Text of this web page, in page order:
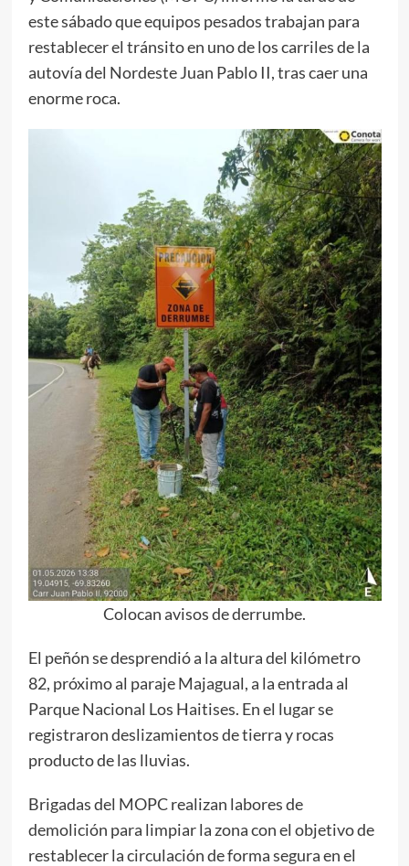
este sábado que equipos pesados trabajan para
restablecer el tránsito en uno de los carriles de la
autovía del Nordeste Juan Pablo II, tras caer una
enorme roca.
Colocan avisos de derrumbe.
El peñón se desprendió a la altura del kilómetro
82, próximo al paraje Majagual, a la entrada al
Parque Nacional Los Haitises. En el lugar se
registraron deslizamientos de tierra y rocas
producto de las lluvias.
Brigadas del MOPC realizan labores de
demolición para limpiar la zona con el objetivo de
restablecer la circulación de forma segura en el